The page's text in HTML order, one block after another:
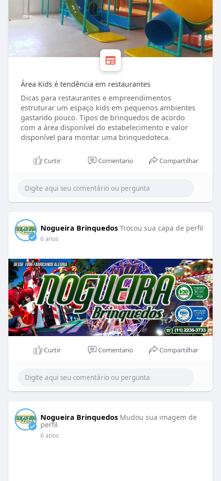
Área Kids é tendência em restaurantes
Dicas para restaurantes e empreendimentos
estruturar um espaço kids em pequenos ambientes
gastando pouco. Tipos de brinquedos de acordo
com a área disponível do estabelecimento e valor
disponível para montar uma brinquedoteca.
Curtir Comentario Compartilhar
Nogueira Brinquedos Trocou sua capa de perfil
6 anos
Curtir Comentario Compartilhar
Nogueira Brinquedos Mudou sua imagem de
perfil
6 anos